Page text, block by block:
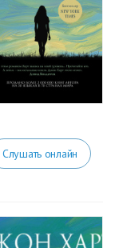
Слушать онлайн